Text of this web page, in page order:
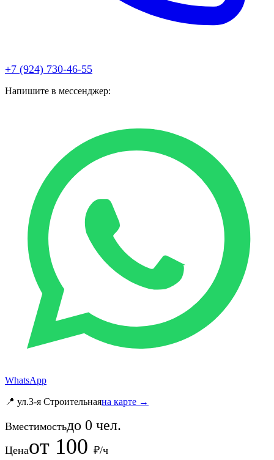
+7 (924) 730-46-55
Напишите в мессенджер:
WhatsApp
📍 ул.3-я Строительнаяна карте →
Вместимостьдо 0 чел.
Ценаот 100 ₽/ч